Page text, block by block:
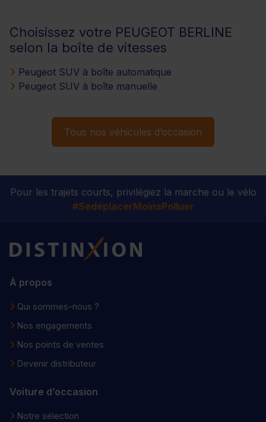
Choisissez votre PEUGEOT BERLINE
selon la boîte de vitesses
Peugeot SUV à boîte automatique
Peugeot SUV à boîte manuelle
Tous nos véhicules d’occasion
Pour les trajets courts, privilégiez la marche ou le vélo
#SedéplacerMoinsPolluer
Distinxion
À propos
Qui sommes-nous ?
Nos engagements
Nos points de ventes
Devenir distributeur
Voiture d’occasion
Notre sélection